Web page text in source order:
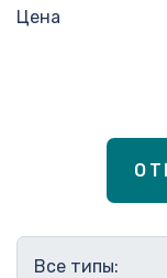
Цена
Все типы: